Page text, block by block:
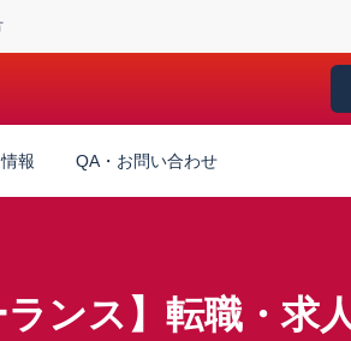
報 QA・お問い合わせ
ンス】転職・求